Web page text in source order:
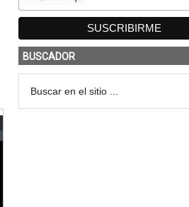
BUSCADOR